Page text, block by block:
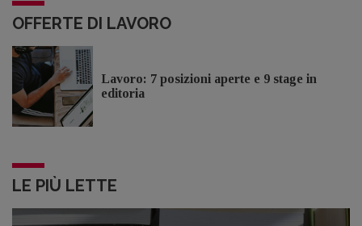
OFFERTE DI LAVORO
Lavoro: 7 posizioni aperte e 9 stage in
editoria
LE PIÙ LETTE